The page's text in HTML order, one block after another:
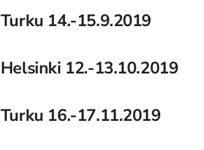
Turku 14.-15.9.2019
Helsinki 12.-13.10.2019
Turku 16.-17.11.2019